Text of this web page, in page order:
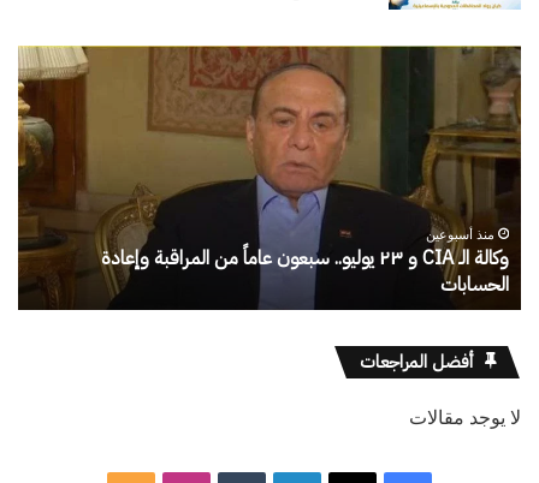
الحرب
حربين
والضربة
القاضية
منذ 11 ساعة
الحرب حربين والضربة القاضية (٣)
أفضل المراجعات
لا يوجد مقالات